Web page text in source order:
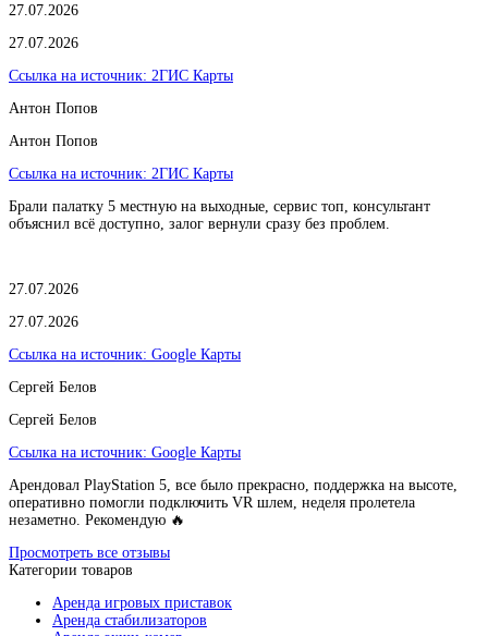
27.07.2026
27.07.2026
Ссылка на источник: 2ГИС Карты
Антон Попов
Антон Попов
Ссылка на источник: 2ГИС Карты
Брали палатку 5 местную на выходные, сервис топ, консультант
объяснил всё доступно, залог вернули сразу без проблем.
27.07.2026
27.07.2026
Ссылка на источник: Google Карты
Сергей Белов
Сергей Белов
Ссылка на источник: Google Карты
Арендовал PlayStation 5, все было прекрасно, поддержка на высоте,
оперативно помогли подключить VR шлем, неделя пролетела
незаметно. Рекомендую 🔥
Просмотреть все отзывы
Категории товаров
Аренда игровых приставок
Аренда стабилизаторов